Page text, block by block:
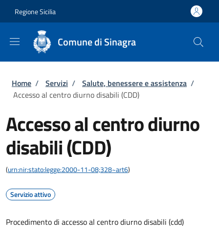
Regione Sicilia
Comune di Sinagra
Briciole di pane
Home / Servizi / Salute, benessere e assistenza /
Accesso al centro diurno disabili (CDD)
Accesso al centro diurno
disabili (CDD)
(urn:nir:stato:legge:2000-11-08;328~art6)
Servizio attivo
Procedimento di accesso al centro diurno disabili (cdd)